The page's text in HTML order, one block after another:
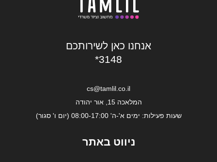
אנחנו כאן לשירותכם
*3148
cs@tamlil.co.il
המלאכה 15, אור יהודה
שעות פעילות: ימים א'-ה' 08:00-17:00 (יום ו' סגור)
ניווט באתר